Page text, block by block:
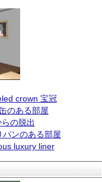
crown 宝冠
のある部屋
の脱出
ンのある部屋
luxury liner